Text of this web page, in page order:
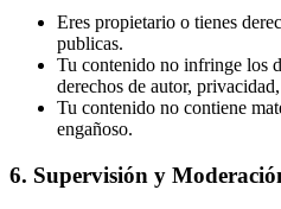
Eres propietario o tienes
publicas.
Tu contenido no infringe los
derechos de autor,
Tu contenido no contiene
engañoso.
6. Supervisión y